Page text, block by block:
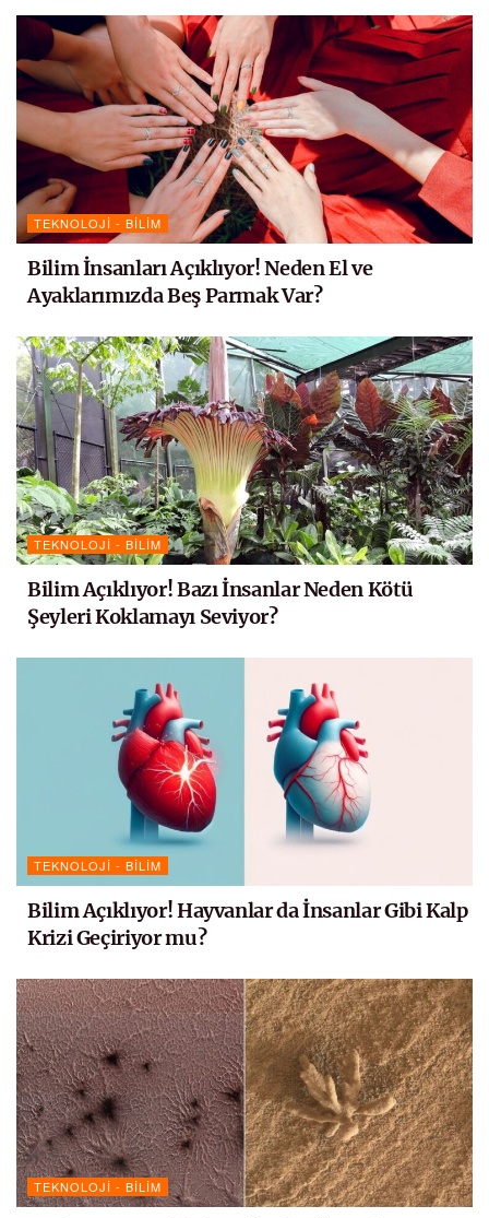
TEKNOLOJI - BILIM
Bilim İnsanları Açıklıyor! Neden El ve
Ayaklarımızda Beş Parmak Var?
TEKNOLOJI - BILIM
Bilim Açıklıyor! Bazı İnsanlar Neden Kötü
Şeyleri Koklamayı Seviyor?
TEKNOLOJI - BILIM
Bilim Açıklıyor! Hayvanlar da İnsanlar Gibi Kalp
Krizi Geçiriyor mu?
TEKNOLOJI - BILIM